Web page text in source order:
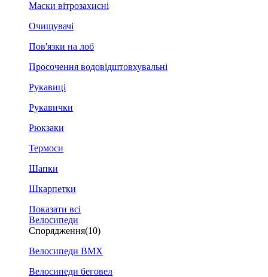
Маски вітрозахисні
Очищувачі
Пов'язки на лоб
Просочення водовідштовхувальні
Рукавиці
Рукавички
Рюкзаки
Термоси
Шапки
Шкарпетки
Показати всі
Велосипеди
Спорядження(10)
Велосипеди BMX
Велосипеди беговел